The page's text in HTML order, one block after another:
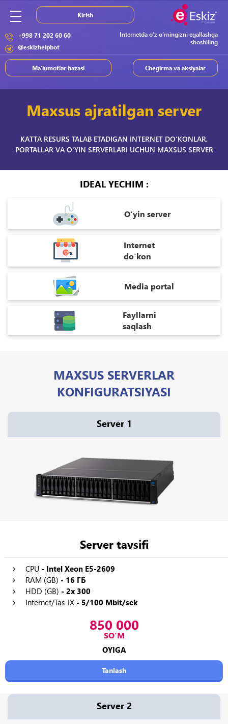
Internetda o‘z o‘rningizni egallashga
shoshiling
+998 71 202 60 60
@eskizhelpbot
Chegirma va aksiyalar
Ma’lumotlar bazasi
Kirish
Maxsus ajratilgan server
KATTA RESURS TALAB ETADIGAN INTERNET DO'KONLAR,
PORTALLAR VA O'YIN SERVERLARI UCHUN MAXSUS SERVER
IDEAL YECHIM :
O‘yin server
Internet
do‘kon
Media portal
Fayllarni
saqlash
MAXSUS SERVERLAR
KONFIGURATSIYASI
Server 1
Server tavsifi
CPU - Intel Xeon E5-2609
RAM (GB) - 16 ГБ
HDD (GB) - 2x 300
Internet/Tas-IX - 5/100 Mbit/sek
850 000
SO'M
OYIGA
Tanlash
Server 2